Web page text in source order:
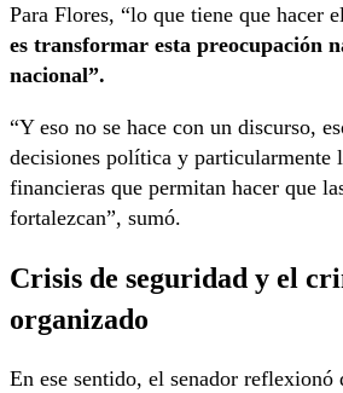
Para Flores, “lo que tiene que hacer el
es transformar esta preocupación
nacional”.
“Y eso no se hace con un discurso,
decisiones política y particularmente
financieras que permitan hacer que
fortalezcan”, sumó.
Crisis de seguridad y el
organizado
En ese sentido, el senador reflexionó